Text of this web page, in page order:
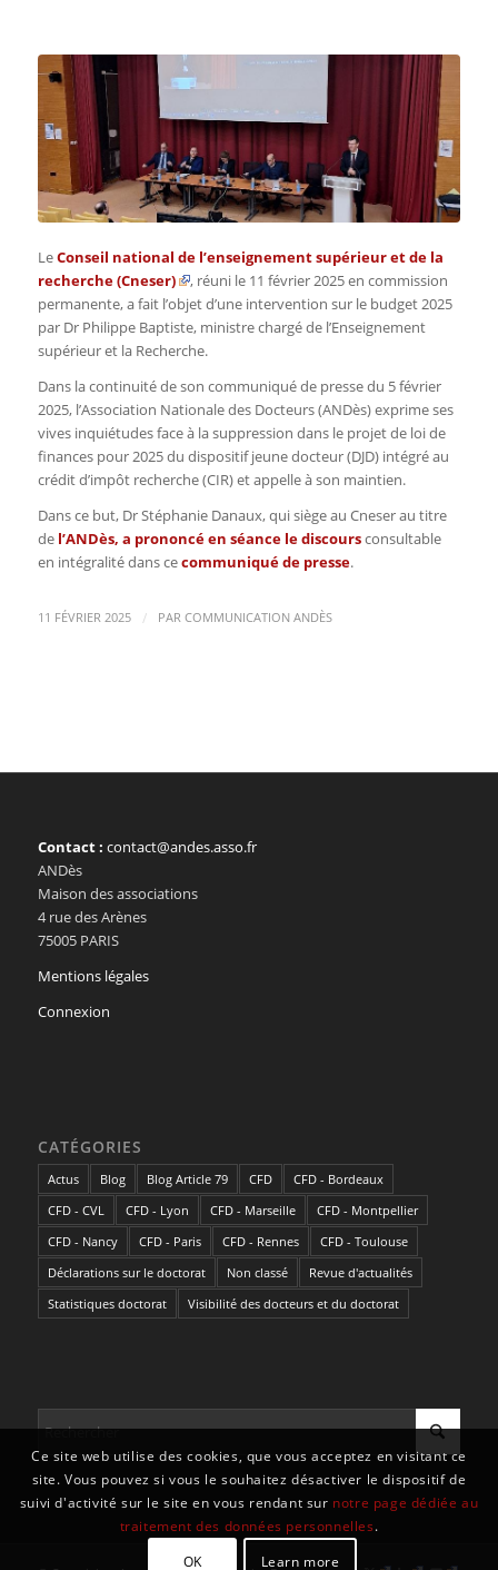
LeConseil national de l’enseignement supérieur et de la
recherche (Cneser)
, réuni le 11 février 2025 en commission
permanente, a fait l’objet d’une intervention sur le budget 2025
par Dr Philippe Baptiste, ministre chargé de l’Enseignement
supérieur et la Recherche.
Dans la continuité de son communiqué de presse du 5 février
2025, l’Association Nationale des Docteurs (ANDès) exprime ses
vives inquiétudes face à la suppression dans le projet de loi de
finances pour 2025 du dispositif jeune docteur (DJD) intégré au
crédit d’impôt recherche (CIR) et appelle à son maintien.
Dans ce but, Dr Stéphanie Danaux, qui siège au Cneser au titre
de l’ANDès, a prononcé en séance lediscoursconsultable
en intégralité dans cecommuniqué de presse.
11 FÉVRIER 2025 / PAR COMMUNICATION ANDÈS
Contact : contact@andes.asso.fr
ANDès
Maison des associations
4 rue des Arènes
75005 PARIS
Mentions légales
Connexion
CATÉGORIES
Actus Blog Blog Article 79 CFD
CFD - Bordeaux
CFD - CVL
CFD - Lyon CFD - Marseille
CFD - Montpellier
CFD - Nancy
CFD - Paris CFD - Rennes
CFD - Toulouse
Déclarations sur le doctorat
Non classé
Revue d'actualités
Statistiques doctorat
Visibilité des docteurs et du doctorat
Ce site web utilise des cookies, que vous acceptez en visitant ce
site. Vous pouvez si vous le souhaitez désactiver le dispositif de
suivi d'activité sur le site en vous rendant sur notre page dédiée au
traitement des données personnelles.
OK
Learn more